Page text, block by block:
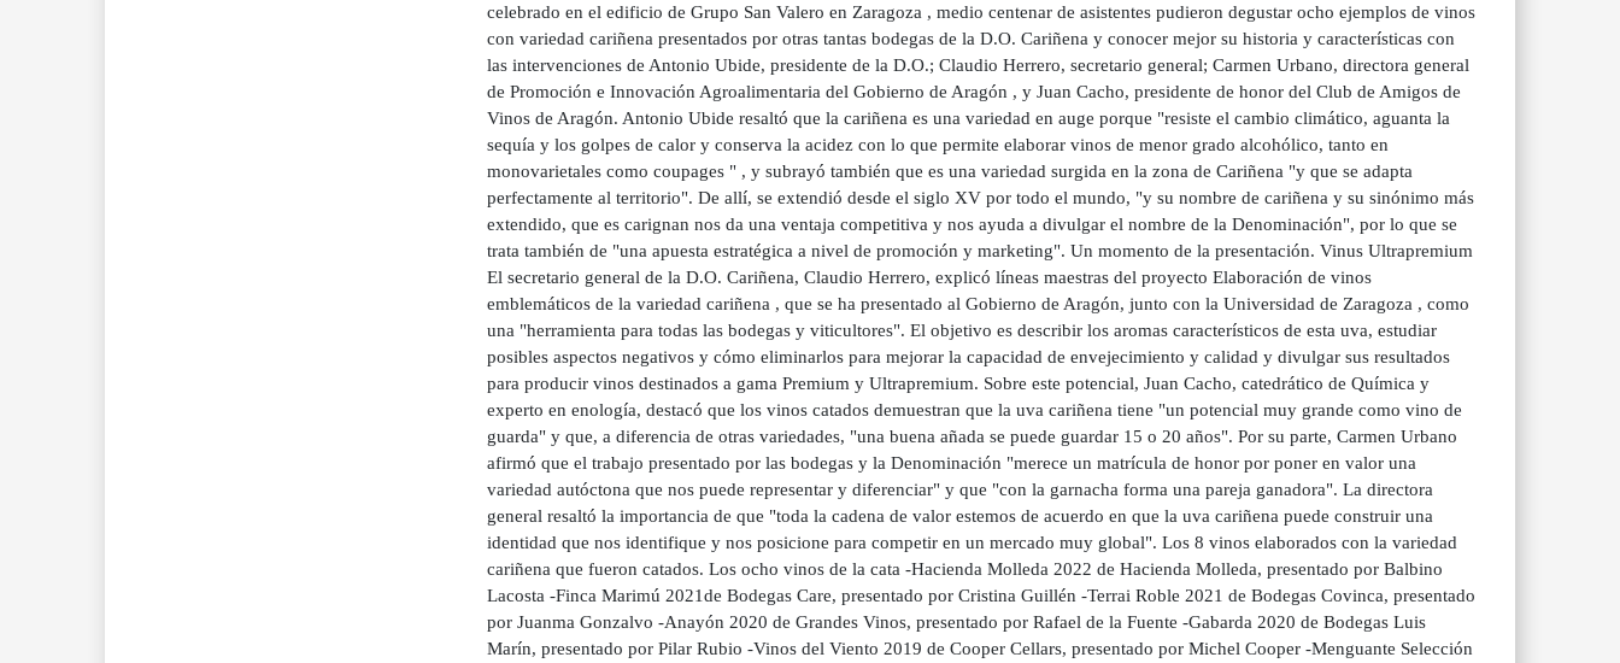
celebrado en el edificio de Grupo San Valero en Zaragoza , medio centenar de asistentes pudieron degustar ocho ejemplos de vinos
con variedad cariñena presentados por otras tantas bodegas de la D.O. Cariñena y conocer mejor su historia y características con
las intervenciones de Antonio Ubide, presidente de la D.O.; Claudio Herrero, secretario general; Carmen Urbano, directora general
de Promoción e Innovación Agroalimentaria del Gobierno de Aragón , y Juan Cacho, presidente de honor del Club de Amigos de
Vinos de Aragón. Antonio Ubide resaltó que la cariñena es una variedad en auge porque "resiste el cambio climático, aguanta la
sequía y los golpes de calor y conserva la acidez con lo que permite elaborar vinos de menor grado alcohólico, tanto en
monovarietales como coupages " , y subrayó también que es una variedad surgida en la zona de Cariñena "y que se adapta
perfectamente al territorio". De allí, se extendió desde el siglo XV por todo el mundo, "y su nombre de cariñena y su sinónimo más
extendido, que es carignan nos da una ventaja competitiva y nos ayuda a divulgar el nombre de la Denominación", por lo que se
trata también de "una apuesta estratégica a nivel de promoción y marketing". Un momento de la presentación. Vinus Ultrapremium
El secretario general de la D.O. Cariñena, Claudio Herrero, explicó líneas maestras del proyecto Elaboración de vinos
emblemáticos de la variedad cariñena , que se ha presentado al Gobierno de Aragón, junto con la Universidad de Zaragoza , como
una "herramienta para todas las bodegas y viticultores". El objetivo es describir los aromas característicos de esta uva, estudiar
posibles aspectos negativos y cómo eliminarlos para mejorar la capacidad de envejecimiento y calidad y divulgar sus resultados
para producir vinos destinados a gama Premium y Ultrapremium. Sobre este potencial, Juan Cacho, catedrático de Química y
experto en enología, destacó que los vinos catados demuestran que la uva cariñena tiene "un potencial muy grande como vino de
guarda" y que, a diferencia de otras variedades, "una buena añada se puede guardar 15 o 20 años". Por su parte, Carmen Urbano
afirmó que el trabajo presentado por las bodegas y la Denominación "merece un matrícula de honor por poner en valor una
variedad autóctona que nos puede representar y diferenciar" y que "con la garnacha forma una pareja ganadora". La directora
general resaltó la importancia de que "toda la cadena de valor estemos de acuerdo en que la uva cariñena puede construir una
identidad que nos identifique y nos posicione para competir en un mercado muy global". Los 8 vinos elaborados con la variedad
cariñena que fueron catados. Los ocho vinos de la cata -Hacienda Molleda 2022 de Hacienda Molleda, presentado por Balbino
Lacosta -Finca Marimú 2021de Bodegas Care, presentado por Cristina Guillén -Terrai Roble 2021 de Bodegas Covinca, presentado
por Juanma Gonzalvo -Anayón 2020 de Grandes Vinos, presentado por Rafael de la Fuente -Gabarda 2020 de Bodegas Luis
Marín, presentado por Pilar Rubio -Vinos del Viento 2019 de Cooper Cellars, presentado por Michel Cooper -Menguante Selección